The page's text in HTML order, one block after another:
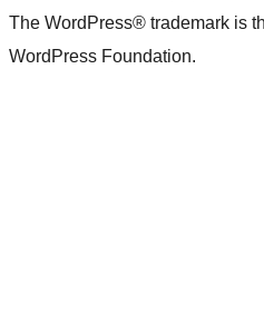
The WordPress® trademark is
WordPress Foundation.